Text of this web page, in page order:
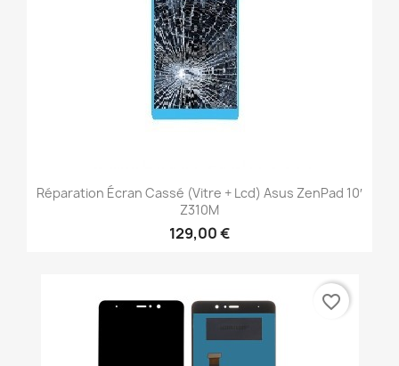
Réparation Écran Cassé (vitre + Lcd) Asus ZenPad 10′
Z310M
129,00 €
favorite_border